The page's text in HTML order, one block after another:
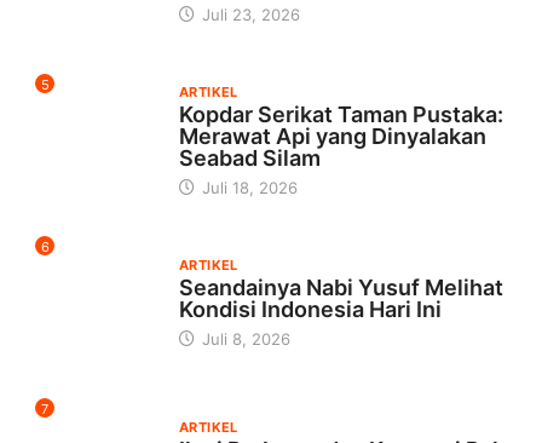
Juli 23, 2026
5 ARTIKEL
Kopdar Serikat Taman Pustaka:
Merawat Api yang Dinyalakan
Seabad Silam
Juli 18, 2026
6
ARTIKEL
Seandainya Nabi Yusuf Melihat
Kondisi Indonesia Hari Ini
Juli 8, 2026
7
ARTIKEL